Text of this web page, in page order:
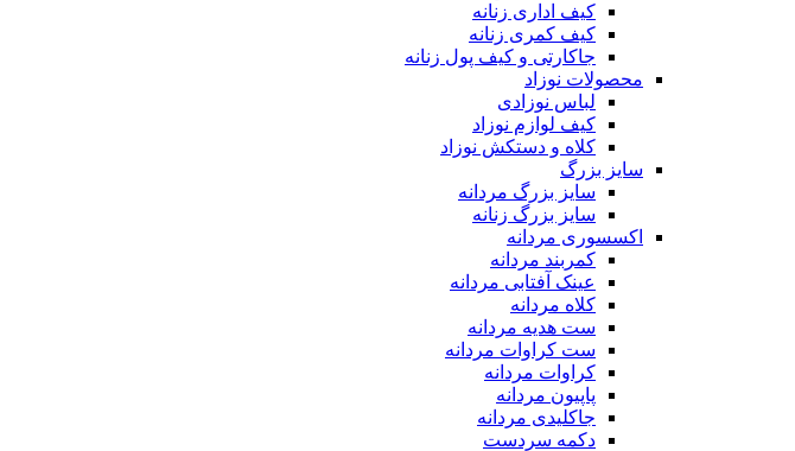
کیف اداری زنانه
کیف کمری زنانه
جاکارتی و کیف پول زنانه
محصولات نوزاد
لباس نوزادی
کیف لوازم نوزاد
کلاه و دستکش نوزاد
سایز بزرگ
سایز بزرگ مردانه
سایز بزرگ زنانه
اکسسوری مردانه
کمربند مردانه
عینک آفتابی مردانه
کلاه مردانه
ست هدیه مردانه
ست کراوات مردانه
کراوات مردانه
پاپیون مردانه
جاکلیدی مردانه
دکمه سردست